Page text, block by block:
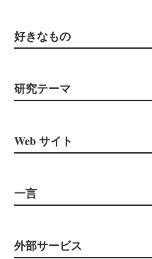
好きなもの
研究テーマ
Web サイト
一言
外部サービス